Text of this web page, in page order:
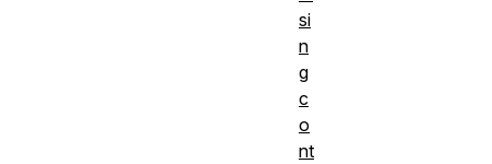
si
n
g
c
o
nt